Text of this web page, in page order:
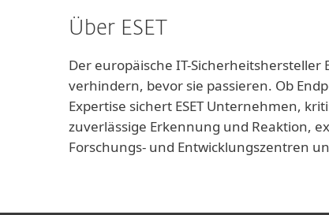
Über ESET
Der europäische IT-Sicherheitshersteller
verhindern, bevor sie passieren. Ob
Expertise sichert ESET Unternehmen,
zuverlässige Erkennung und Reaktion,
Forschungs- und Entwicklungszentren